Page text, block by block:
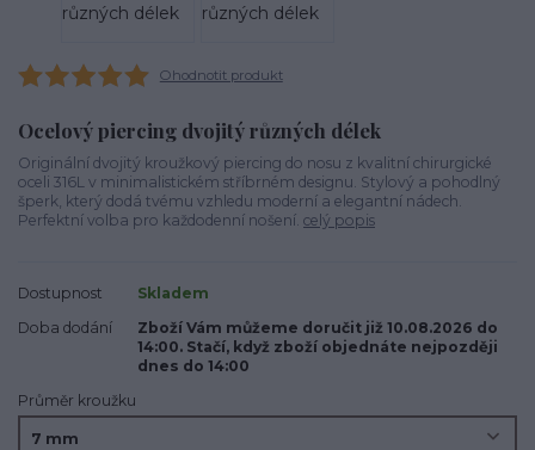
Ohodnotit produkt
Ocelový piercing dvojitý různých délek
Originální dvojitý kroužkový piercing do nosu z kvalitní chirurgické
oceli 316L v minimalistickém stříbrném designu. Stylový a pohodlný
šperk, který dodá tvému vzhledu moderní a elegantní nádech.
Perfektní volba pro každodenní nošení. celý popis
Dostupnost
Skladem
Doba dodání
Zboží Vám můžeme doručit již 10.08.2026 do
14:00. Stačí, když zboží objednáte nejpozději
dnes do 14:00
Průměr kroužku